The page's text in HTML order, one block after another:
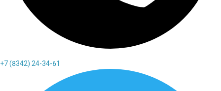
+7 (8342) 24-34-61